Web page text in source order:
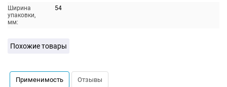
Ширина
упаковки,
мм:
54
Похожие товары
Применимость Отзывы